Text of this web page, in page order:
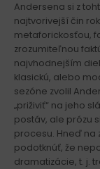
Andersena si z
najtvorivejší čin
metaforickosťou,
zrozumiteľnou
najvhodnejším
klasickú, alebo
sezóne zvolil
„priživiť“ na jeho
postáv, ale prózu
procesu. Hneď na
podotknúť, že
dramatizácie, t. j.